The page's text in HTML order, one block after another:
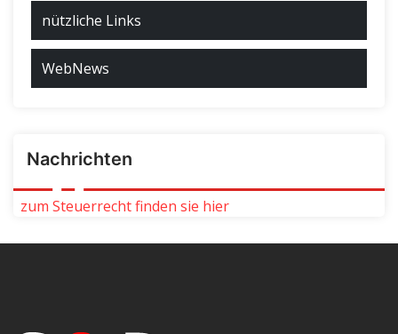
nützliche Links
WebNews
Nachrichten
zum Steuerrecht finden sie hier